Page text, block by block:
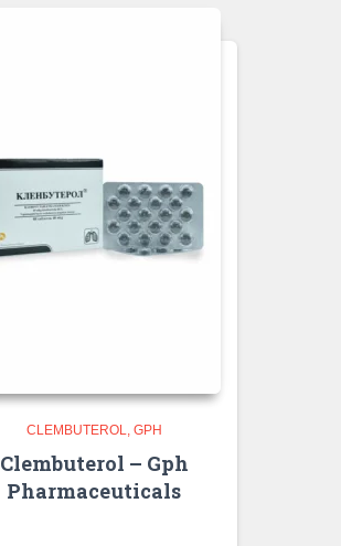
CLEMBUTEROL GPH
Clembuterol – Gph
Pharmaceuticals